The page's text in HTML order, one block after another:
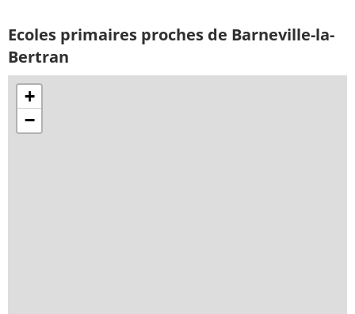
Ecoles primaires proches de Barneville-la-
Bertran
+
−